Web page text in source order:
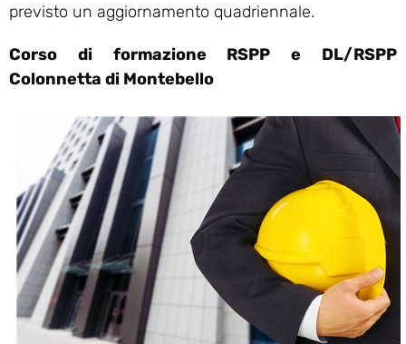
previsto un aggiornamento quadriennale.
Corso di formazione RSPP e DL/RSPP
Colonnetta di Montebello